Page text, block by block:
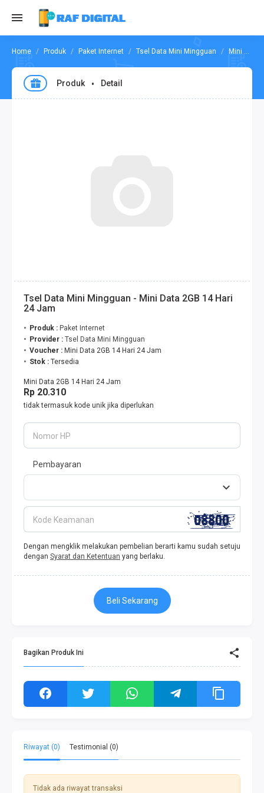
Produk Paket Internet Tsel Data Mini Mingguan Mini Data 2GB 14 Hari 24 Jam
Produk Detail
Tsel Data Mini Mingguan - Mini Data 2GB 14 Hari
24 Jam
Produk : Paket Internet
Provider : Tsel Data Mini Mingguan
Voucher : Mini Data 2GB 14 Hari 24 Jam
Stok : Tersedia
Mini Data 2GB 14 Hari 24 Jam
Rp 20.310
tidak termasuk kode unik jika diperlukan
Nomor HP
Pembayaran
Kode Keamanan
Dengan mengklik melakukan pembelian berarti kamu sudah setuju
dengan Syarat dan Ketentuan yang berlaku.
Beli Sekarang
Bagikan Produk Ini
Riwayat (0) Testimonial (0)
Tidak ada riwayat transaksi